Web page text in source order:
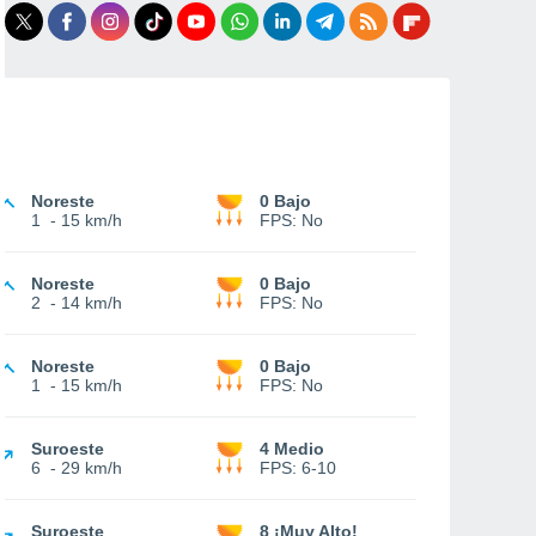
Noreste
1
- 15 km/h
0 Bajo
FPS: No
Noreste
2 - 14 km/h
0 Bajo
FPS: No
Noreste
1
- 15 km/h
0 Bajo
FPS: No
Suroeste
6 - 29 km/h
4 Medio
FPS: 6-10
Suroeste 8 ¡Muy Alto!